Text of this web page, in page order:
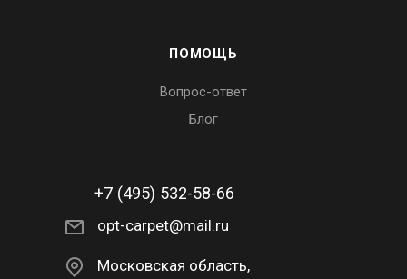
ПОМОЩЬ
Вопрос-ответ
Блог
+7 (495) 532-58-66
opt-carpet@mail.ru
Московская область,